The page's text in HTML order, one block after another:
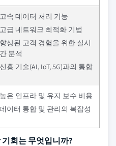
고속 데이터 처리 기능
고급 네트워크 최적화 기법
향상된 고객 경험을 위한 실시
간 분석
신흥 기술(AI, IoT, 5G)과의 통합
높은 인프라 및 유지 보수 비용
데이터 통합 및 관리의 복잡성
회는 무엇입니까?